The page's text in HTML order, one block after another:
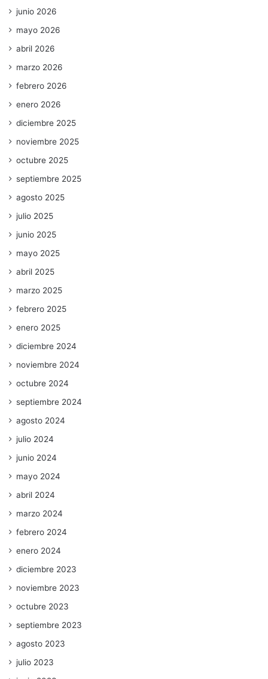
junio 2026
mayo 2026
abril 2026
marzo 2026
febrero 2026
enero 2026
diciembre 2025
noviembre 2025
octubre 2025
septiembre 2025
agosto 2025
julio 2025
junio 2025
mayo 2025
abril 2025
marzo 2025
febrero 2025
enero 2025
diciembre 2024
noviembre 2024
octubre 2024
septiembre 2024
agosto 2024
julio 2024
junio 2024
mayo 2024
abril 2024
marzo 2024
febrero 2024
enero 2024
diciembre 2023
noviembre 2023
octubre 2023
septiembre 2023
agosto 2023
julio 2023